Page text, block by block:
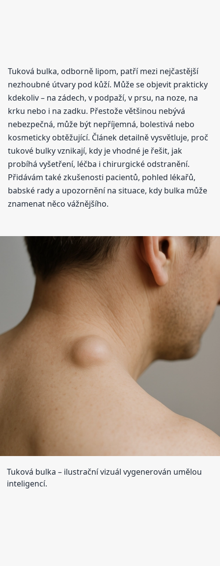
Tuková bulka, odborně lipom, patří mezi nejčastější
nezhoubné útvary pod kůží. Může se objevit prakticky
kdekoliv – na zádech, v podpaží, v prsu, na noze, na
krku nebo i na zadku. Přestože většinou nebývá
nebezpečná, může být nepříjemná, bolestivá nebo
kosmeticky obtěžující. Článek detailně vysvětluje, proč
tukové bulky vznikají, kdy je vhodné je řešit, jak
probíhá vyšetření, léčba i chirurgické odstranění.
Přidávám také zkušenosti pacientů, pohled lékařů,
babské rady a upozornění na situace, kdy bulka může
znamenat něco vážnějšího.
Tuková bulka – ilustrační vizuál vygenerován umělou
inteligencí.